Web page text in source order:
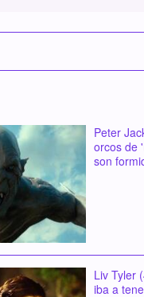
Peter
orcos de
son
Liv Tyler
iba a